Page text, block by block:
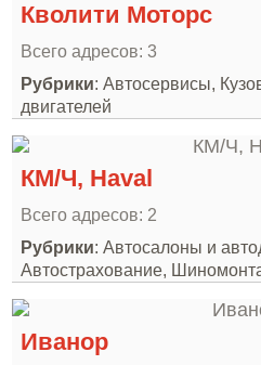
Кволити Моторс
Всего адресов: 3
Рубрики: Автосервисы,
двигателей
КМ/Ч, Haval
Всего адресов: 2
Рубрики: Автосалоны и
Автострахование,
Иванор